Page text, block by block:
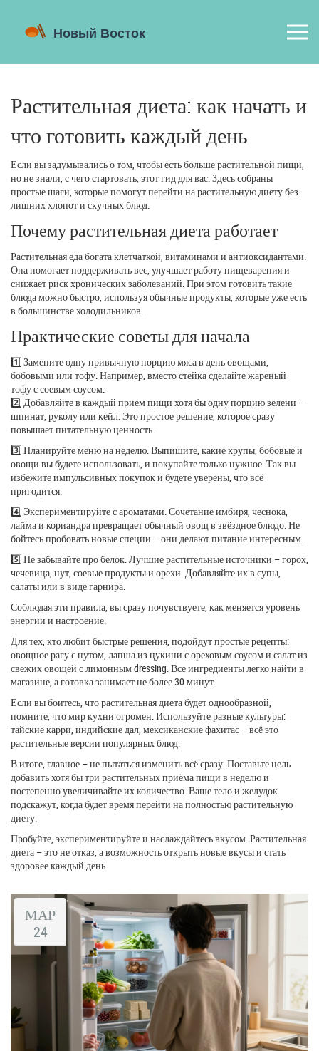
Растительная диета: как начать и
что готовить каждый день
Если вы задумывались о том, чтобы есть больше растительной пищи,
но не знали, с чего стартовать, этот гид для вас. Здесь собраны
простые шаги, которые помогут перейти на растительную диету без
лишних хлопот и скучных блюд.
Почему растительная диета работает
Растительная еда богата клетчаткой, витаминами и антиоксидантами.
Она помогает поддерживать вес, улучшает работу пищеварения и
снижает риск хронических заболеваний. При этом готовить такие
блюда можно быстро, используя обычные продукты, которые уже есть
в большинстве холодильников.
Практические советы для начала
1️⃣ Замените одну привычную порцию мяса в день овощами,
бобовыми или тофу. Например, вместо стейка сделайте жареный
тофу с соевым соусом.
2️⃣ Добавляйте в каждый прием пищи хотя бы одну порцию зелени –
шпинат, руколу или кейл. Это простое решение, которое сразу
повышает питательную ценность.
3️⃣ Планируйте меню на неделю. Выпишите, какие крупы, бобовые и
овощи вы будете использовать, и покупайте только нужное. Так вы
избежите импульсивных покупок и будете уверены, что всё
пригодится.
4️⃣ Экспериментируйте с ароматами. Сочетание имбиря, чеснока,
лайма и кориандра превращает обычный овощ в звёздное блюдо. Не
бойтесь пробовать новые специи – они делают питание интересным.
5️⃣ Не забывайте про белок. Лучшие растительные источники – горох,
чечевица, нут, соевые продукты и орехи. Добавляйте их в супы,
салаты или в виде гарнира.
Соблюдая эти правила, вы сразу почувствуете, как меняется уровень
энергии и настроение.
Для тех, кто любит быстрые решения, подойдут простые рецепты:
овощное рагу с нутом, лапша из цукини с ореховым соусом и салат из
свежих овощей с лимонным dressing. Все ингредиенты легко найти в
магазине, а готовка занимает не более 30 минут.
Если вы боитесь, что растительная диета будет однообразной,
помните, что мир кухни огромен. Используйте разные культуры:
тайские карри, индийские дал, мексиканские фахитас – всё это
растительные версии популярных блюд.
В итоге, главное – не пытаться изменить всё сразу. Поставьте цель
добавить хотя бы три растительных приёма пищи в неделю и
постепенно увеличивайте их количество. Ваше тело и желудок
подскажут, когда будет время перейти на полностью растительную
диету.
Пробуйте, экспериментируйте и наслаждайтесь вкусом. Растительная
диета – это не отказ, а возможность открыть новые вкусы и стать
здоровее каждый день.
МАР
24